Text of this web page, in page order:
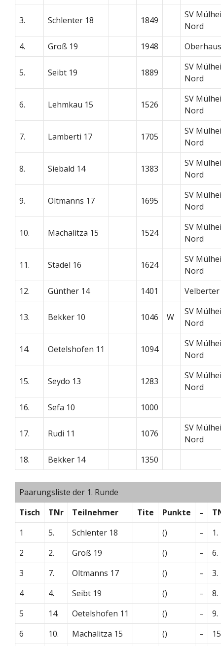
3. Schlenter 18 1849
SV
Nord
4.
Groß 19 1948
5. Seibt 19 1889
SV
Nord
6. Lehmkau 15 1526
SV
Nord
7. Lamberti 17 1705
SV
Nord
8. Siebald 14 1383
SV
Nord
9. Oltmanns 17 1695
SV
Nord
10. Machalitza 15 1524
SV
Nord
11. Stadel 16 1624
SV
Nord
12.
Günther 14 1401 Velberter
13. Bekker 10 1046 W
SV
Nord
14. Oetelshofen 11 1094
SV
Nord
15. Seydo 13 1283
SV
Nord
16.
Sefa 10 1000
17. Rudi 11 1076
SV
Nord
18.
Bekker 14 1350
Paarungsliste der 1. Runde
Tisch
TNr Teilnehmer Tite Punkte –
1
5. Schlenter 18 () –
1.
2
2. Groß 19 () –
6.
3
7. Oltmanns 17 () –
3.
4
4. Seibt 19 () –
8.
5
14. Oetelshofen 11 () –
9.
6
10. Machalitza 15 () –